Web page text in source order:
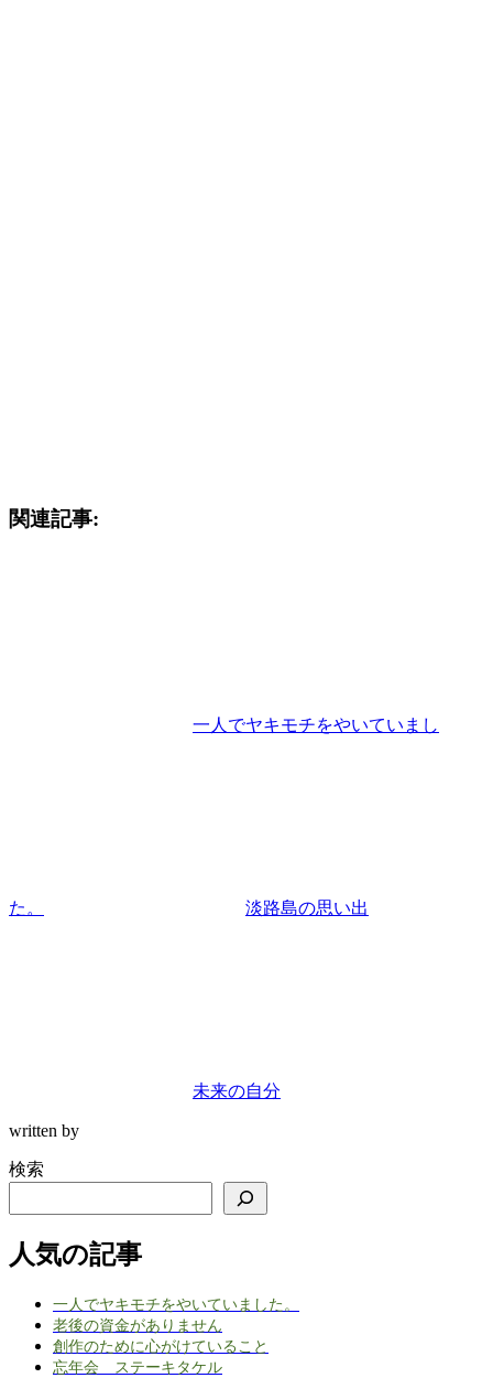
関連記事:
一人でヤキモチをやいていまし
た。 淡路島の思い出
未来の自分
written by
検索
人気の記事
一人でヤキモチをやいていました。
老後の資金がありません
創作のために心がけていること
忘年会 ステーキタケル